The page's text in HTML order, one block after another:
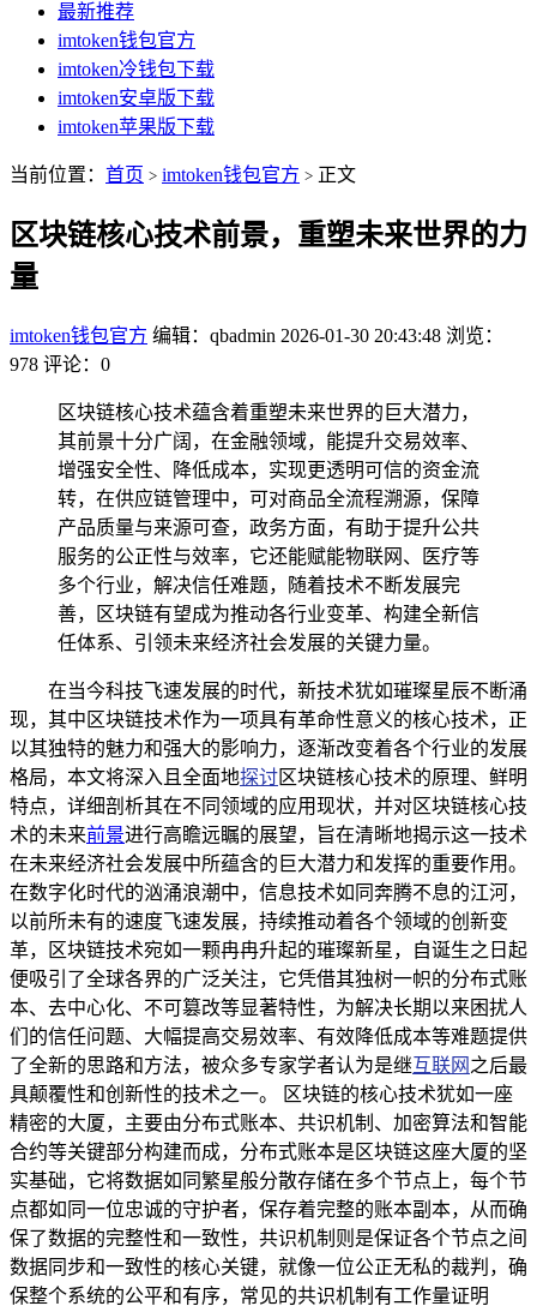
最新推荐
imtoken钱包官方
imtoken冷钱包下载
imtoken安卓版下载
imtoken苹果版下载
当前位置： 首页 > imtoken钱包官方 > 正文
区块链核心技术前景，重塑未来世界的力
量
imtoken钱包官方 编辑：qbadmin 2026-01-30 20:43:48 浏览：
978 评论：0
区块链核心技术蕴含着重塑未来世界的巨大潜力，
其前景十分广阔，在金融领域，能提升交易效率、
增强安全性、降低成本，实现更透明可信的资金流
转，在供应链管理中，可对商品全流程溯源，保障
产品质量与来源可查，政务方面，有助于提升公共
服务的公正性与效率，它还能赋能物联网、医疗等
多个行业，解决信任难题，随着技术不断发展完
善，区块链有望成为推动各行业变革、构建全新信
任体系、引领未来经济社会发展的关键力量。
在当今科技飞速发展的时代，新技术犹如璀璨星辰不断涌
现，其中区块链技术作为一项具有革命性意义的核心技术，正
以其独特的魅力和强大的影响力，逐渐改变着各个行业的发展
格局，本文将深入且全面地探讨区块链核心技术的原理、鲜明
特点，详细剖析其在不同领域的应用现状，并对区块链核心技
术的未来前景进行高瞻远瞩的展望，旨在清晰地揭示这一技术
在未来经济社会发展中所蕴含的巨大潜力和发挥的重要作用。
在数字化时代的汹涌浪潮中，信息技术如同奔腾不息的江河，
以前所未有的速度飞速发展，持续推动着各个领域的创新变
革，区块链技术宛如一颗冉冉升起的璀璨新星，自诞生之日起
便吸引了全球各界的广泛关注，它凭借其独树一帜的分布式账
本、去中心化、不可篡改等显著特性，为解决长期以来困扰人
们的信任问题、大幅提高交易效率、有效降低成本等难题提供
了全新的思路和方法，被众多专家学者认为是继互联网 之后最
具颠覆性和创新性的技术之一。 区块链的核心技术犹如一座
精密的大厦，主要由分布式账本、共识机制、加密算法和智能
合约等关键部分构建而成，分布式账本是区块链这座大厦的坚
实基础，它将数据如同繁星般分散存储在多个节点上，每个节
点都如同一位忠诚的守护者，保存着完整的账本副本，从而确
保了数据的完整性和一致性，共识机制则是保证各个节点之间
数据同步和一致性的核心关键，就像一位公正无私的裁判，确
保整个系统的公平和有序，常见的共识机制有工作量证明